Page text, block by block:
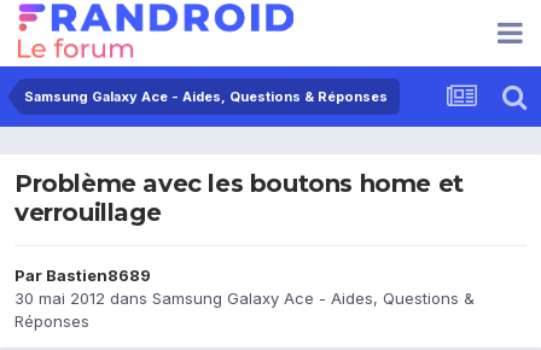
Samsung Galaxy Ace - Aides, Questions & Réponses
Problème avec les boutons home et
verrouillage
Par Bastien8689
30 mai 2012 dans Samsung Galaxy Ace - Aides, Questions &
Réponses